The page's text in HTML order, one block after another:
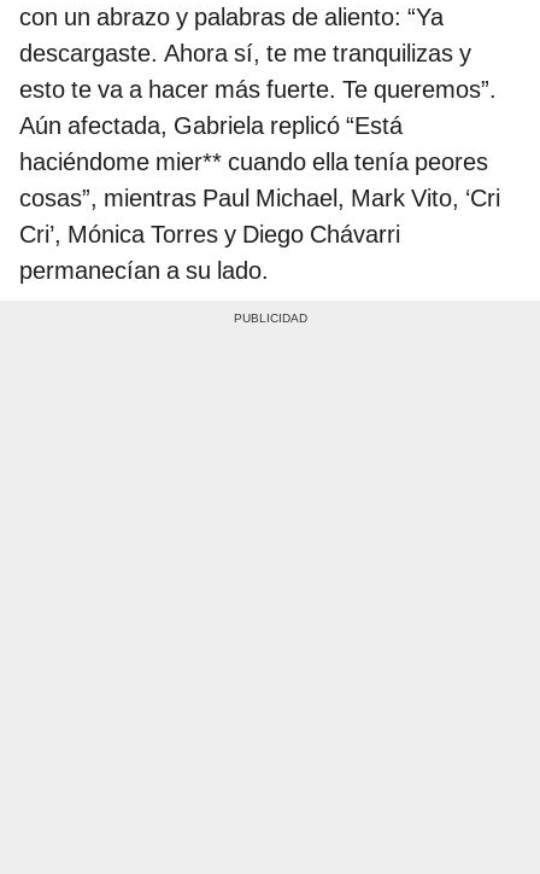
con un abrazo y palabras de aliento: “Ya
descargaste. Ahora sí, te me tranquilizas y
esto te va a hacer más fuerte. Te queremos”.
Aún afectada, Gabriela replicó “Está
haciéndome mier** cuando ella tenía peores
cosas”, mientras Paul Michael, Mark Vito, ‘Cri
Cri’, Mónica Torres y Diego Chávarri
permanecían a su lado.